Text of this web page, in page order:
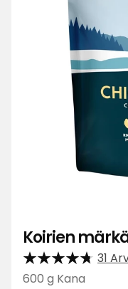
Koirien
31
600 g Kana